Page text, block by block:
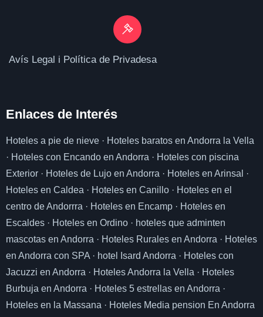
Avís Legal i Política de Privadesa
Enlaces de Interés
Hoteles a pie de nieve · Hoteles baratos en Andorra la Vella
· Hoteles con Encando en Andorra · Hoteles con piscina
Exterior · Hoteles de Lujo en Andorra · Hoteles en Arinsal
·
Hoteles en Caldea · Hoteles en Canillo · Hoteles en el
centro de Andorrra · Hoteles en Encamp · Hoteles en
Escaldes · Hoteles en Ordino · hoteles que adminten
mascotas en Andorra · Hoteles Rurales en Andorra · Hoteles
en Andorra con SPA · hotel Isard Andorra · Hoteles con
Jacuzzi en Andorra · Hoteles Andorra la Vella · Hoteles
Burbuja en Andorra · Hoteles 5 estrellas en Andorra ·
Hoteles en la Massana · Hoteles Media pension En Andorra